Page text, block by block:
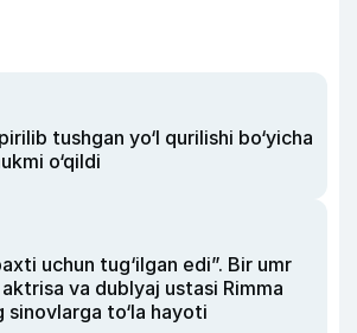
tushgan yo‘l qurilishi bo‘yicha
o‘qildi
uchun tug‘ilgan edi”. Bir umr
va dublyaj ustasi Rimma
sinovlarga to‘la hayoti